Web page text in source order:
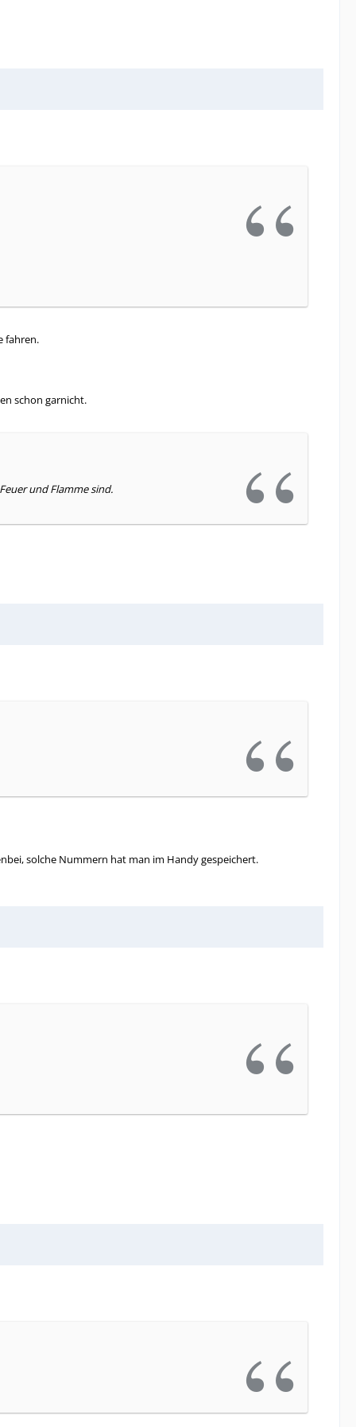
fahren.
schon garnicht.
und Flamme sind.
solche Nummern hat man im Handy gespeichert.